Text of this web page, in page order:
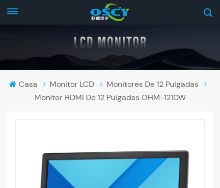
Casa Monitor LCD
Monitores De 12 Pulgadas
Monitor HDMI De 12 Pulgadas OHM-1210W